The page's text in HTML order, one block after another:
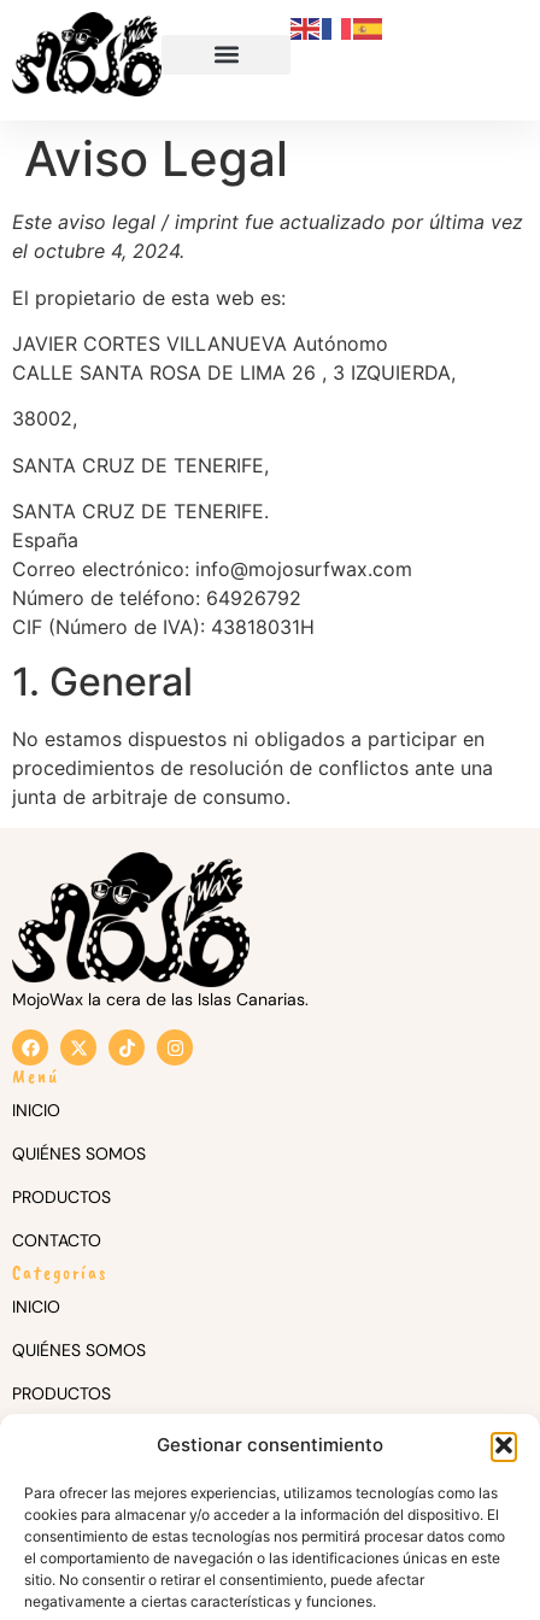
Gestionar consentimiento
Para ofrecer las mejores experiencias, utilizamos tecnologías como las
cookies para almacenar y/o acceder a la información del dispositivo. El
consentimiento de estas tecnologías nos permitirá procesar datos como
el comportamiento de navegación o las identificaciones únicas en este
sitio. No consentir o retirar el consentimiento, puede afectar
negativamente a ciertas características y funciones.
Aviso Legal
Este aviso legal / imprint fue actualizado por última vez
el octubre 4, 2024.
El propietario de esta web es:
JAVIER CORTES VILLANUEVA Autónomo
CALLE SANTA ROSA DE LIMA 26 , 3 IZQUIERDA,
38002,
SANTA CRUZ DE TENERIFE,
SANTA CRUZ DE TENERIFE.
España
Correo electrónico: info@mojosurfwax.com
Número de teléfono: 64926792
CIF (Número de IVA): 43818031H
1. General
No estamos dispuestos ni obligados a participar en
procedimientos de resolución de conflictos ante una
junta de arbitraje de consumo.
MojoWax la cera de las Islas Canarias.
Menú
INICIO
QUIÉNES SOMOS
PRODUCTOS
CONTACTO
Categorías
INICIO
QUIÉNES SOMOS
PRODUCTOS
Teléfono
+34 649 267 922
Correo electrónico
info@mojosurfwax.com